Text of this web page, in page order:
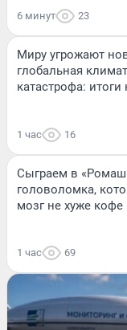
6 минут 23
Миру угрожают
глобальная
катастрофа: итоги
1 час 16
Сыграем в
головоломка,
мозг не хуже кофе
1 час 69